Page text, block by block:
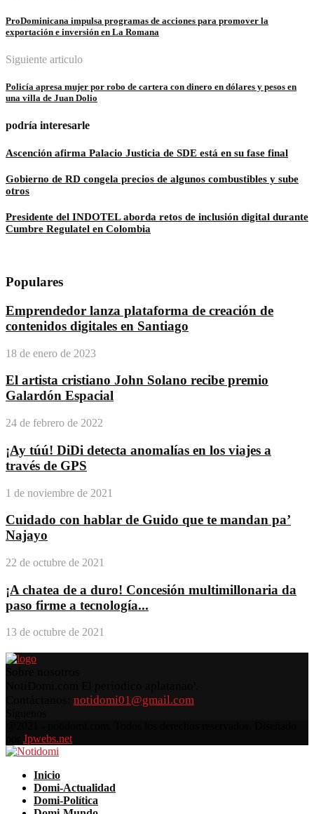
ProDominicana impulsa programas de acciones para promover la
exportación e inversión en La Romana
Siguiente articulo
Policía apresa mujer por robo de cartera con dinero en dólares y pesos en
una villa de Juan Dolio
podría interesarle
Ascención afirma Palacio Justicia de SDE está en su fase final
Gobierno de RD congela precios de algunos combustibles y sube
otros
Presidente del INDOTEL aborda retos de inclusión digital durante
Cumbre Regulatel en Colombia
Populares
Emprendedor lanza plataforma de creación de
contenidos digitales en Santiago
18 de enero de 2023
El artista cristiano John Solano recibe premio
Galardón Espacial
24 de febrero de 2022
¡Ay túú! DiDi detecta anomalías en los viajes a
través de GPS
1 de noviembre de 2021
Cuidado con hablar de Guido que te mandan pa’
Najayo
22 de octubre de 2021
¡A chatea de a duro! Concesión multimillonaria da
paso firme a tecnología...
13 de octubre de 2021
notidomi01@gmail.com
Jpwebs.net
Inicio
Domi-Actualidad
Domi-Política